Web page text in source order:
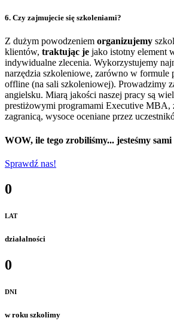
6. Czy zajmujecie się szkoleniami?
Z dużym powodzeniem organizujemy
klientów, traktując je jako istotny element
indywidualne zlecenia. Wykorzystujemy
narzędzia szkoleniowe, zarówno w formule
offline (na sali szkoleniowej). Prowadzimy
angielsku. Miarą jakości naszej pracy są
prestiżowymi programami Executive MBA,
zagranicą, wysoce oceniane przez
WOW, ile tego zrobiliśmy... jesteśmy
Sprawdź nas!
0
LAT
działalności
0
DNI
w roku szkolimy